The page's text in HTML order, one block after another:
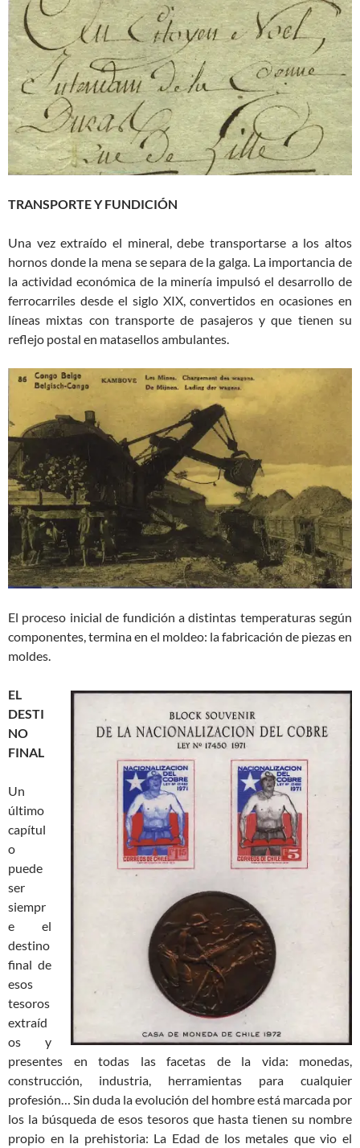
TRANSPORTE Y FUNDICIÓN
Una vez extraído el mineral, debe transportarse a los altos
hornos donde la mena se separa de la galga. La importancia de
la actividad económica de la minería impulsó el desarrollo de
ferrocarriles desde el siglo XIX, convertidos en ocasiones en
líneas mixtas con transporte de pasajeros y que tienen su
reflejo postal en matasellos ambulantes.
El proceso inicial de fundición a distintas temperaturas según
componentes, termina en el moldeo: la fabricación de piezas en
moldes.
EL
DESTI
NO
FINAL
Un
último
capítul
o
puede
ser
siempr
e el
destino
final de
esos
tesoros
extraíd
os y
presentes en todas las facetas de la vida: monedas,
construcción, industria, herramientas para cualquier
profesión… Sin duda la evolución del hombre está marcada por
los la búsqueda de esos tesoros que hasta tienen su nombre
propio en la prehistoria: La Edad de los metales que vio el